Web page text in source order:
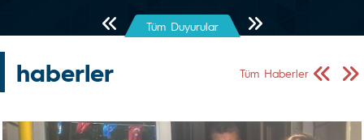
Önceki SayfaTüm Duyurular Sonraki Sayfa
haberler Tüm Haberler
Önceki